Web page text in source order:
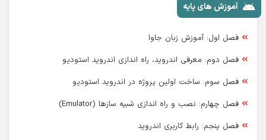
آموزش های پایه
فصل اول: آموزش زبان جاوا
فصل دوم: معرفی اندروید، راه اندازی اندروید استودیو
فصل سوم: ساخت اولین پروژه در اندروید استودیو
فصل چهارم: نصب و راه اندازی شبیه سازها (Emulator)
فصل پنجم: رابط کاربری اندروید